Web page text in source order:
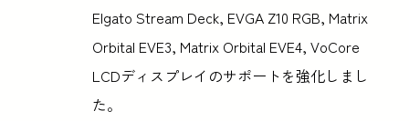
Elgato Stream Deck, EVGA Z10 RGB, Matrix
Orbital EVE3, Matrix Orbital EVE4, VoCore
LCDディスプレイのサポートを強化しまし
た。